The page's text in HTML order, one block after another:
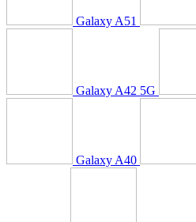
Galaxy A51
Galaxy A42 5G
Galaxy A40